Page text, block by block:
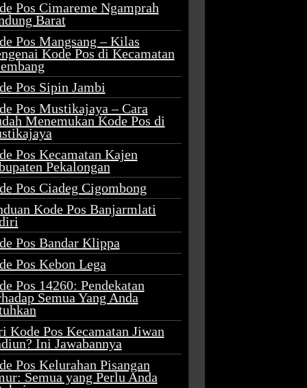
Pos Cimareme Ngamprah
Barat
Pos Mangsang – Kilas
Kode Pos di Kecamatan
Pos Sipin Jambi
Pos Mustikajaya – Cara
Menemukan Kode Pos di
Pos Kecamatan Kajen
Pekalongan
Pos Ciadeg Cigombong
Kode Pos Banjarmlati
Pos Bandar Klippa
Pos Kebon Lega
Pos 14260: Pendekatan
Semua Yang Anda
Kode Pos Kecamatan Jiwan
Ini Jawabannya
Pos Kelurahan Pisangan
Semua yang Perlu Anda